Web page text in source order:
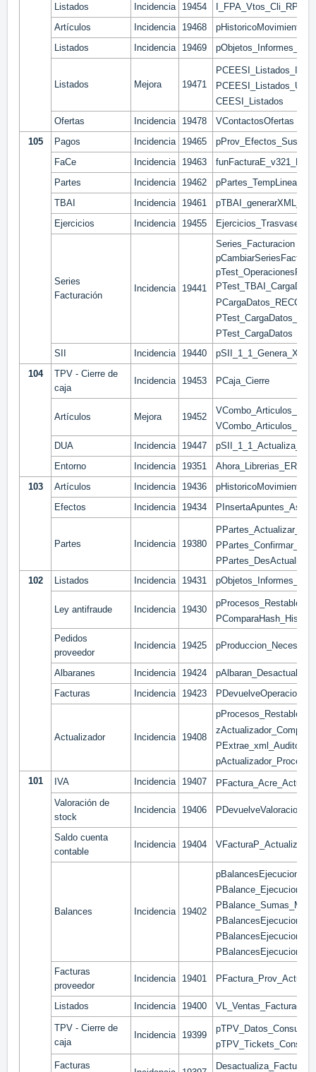
Listados
Incidencia 19454
I_FPA_Vtos_Cli_RPT
Artículos
Incidencia 19468
Listados
Incidencia 19469
Listados Mejora 19471
PCEESI_Listados_I
PCEESI_Listados_U
CEESI_Listados
Ofertas
Incidencia 19478
VContactosOfertas
105
Pagos Incidencia 19465
FaCe
Incidencia 19463
funFacturaE_v321_Lin
Partes
Incidencia 19462
TBAI
Incidencia 19461
Ejercicios
Incidencia 19455 Ejercicios_Trasvase
Series
Facturación
Incidencia 19441
Series_Facturacion
PCargaDatos_RECC
PTest_CargaDatos
SII
Incidencia 19440
104
TPV - Cierre de
caja
Incidencia 19453 PCaja_Cierre
Artículos Mejora 19452
DUA
Incidencia 19447
Entorno
Incidencia 19351
Ahora_Librerias_ERP
103
Artículos Incidencia 19436
Efectos
Incidencia 19434
Partes Incidencia 19380
102
Listados Incidencia 19431
Ley antifraude Incidencia 19430
PComparaHash_Hist
Pedidos
proveedor
Incidencia 19425
Albaranes Incidencia 19424
Facturas
Incidencia 19423
Actualizador Incidencia 19408
PExtrae_xml_Auditoria
101
IVA Incidencia 19407
Valoración de
stock
Incidencia 19406
Saldo cuenta
contable
Incidencia 19404
Balances Incidencia 19402
Facturas
proveedor
Incidencia 19401
Listados Incidencia 19400 VL_Ventas_Facturadas
TPV - Cierre de
caja
Incidencia 19399
pTPV_Tickets_Consulta
Facturas